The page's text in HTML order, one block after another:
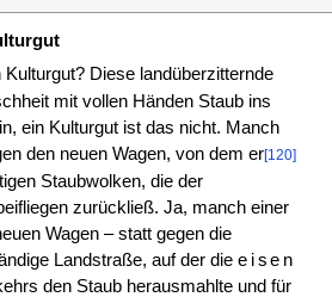
Diese landüberzitternde
mit vollen Händen Staub ins
ein Kulturgut ist das nicht. Manch
den neuen Wagen, von dem er[120]
Staubwolken, die der
zurückließ. Ja, manch einer
Wagen – statt gegen die
Landstraße, auf der die eisen
den Staub herausmahlte und für